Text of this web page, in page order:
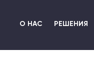
О НАС РЕШЕНИЯ